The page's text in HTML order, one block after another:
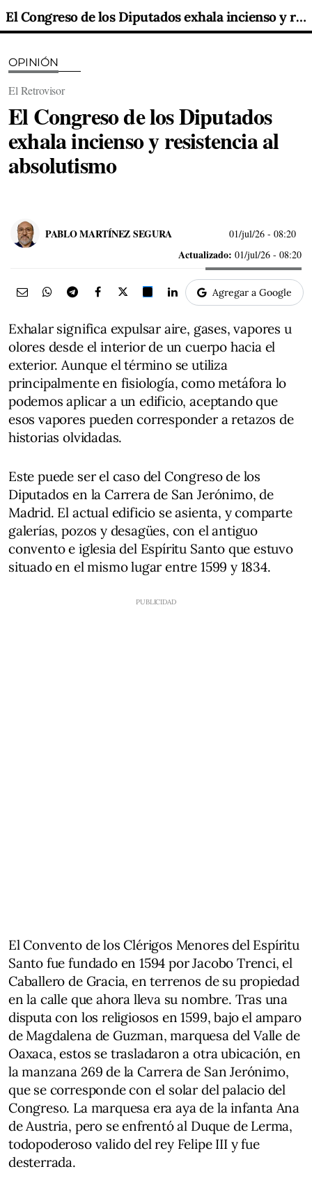
El Congreso de los Diputados exhala incienso y resistencia al absolutismo
OPINIÓN
El Retrovisor
El Congreso de los Diputados
exhala incienso y resistencia al
absolutismo
PABLO MARTÍNEZ SEGURA 01/jul/26 - 08:20
Actualizado: 01/jul/26 - 08:20
Agregar a Google
Exhalar significa expulsar aire, gases, vapores u
olores desde el interior de un cuerpo hacia el
exterior. Aunque el término se utiliza
principalmente en fisiología, como metáfora lo
podemos aplicar a un edificio, aceptando que
esos vapores pueden corresponder a retazos de
historias olvidadas.
Este puede ser el caso del Congreso de los
Diputados en la Carrera de San Jerónimo, de
Madrid. El actual edificio se asienta, y comparte
galerías, pozos y desagües, con el antiguo
convento e iglesia del Espíritu Santo que estuvo
situado en el mismo lugar entre 1599 y 1834.
El Convento de los Clérigos Menores del Espíritu
Santo fue fundado en 1594 por Jacobo Trenci, el
Caballero de Gracia, en terrenos de su propiedad
en la calle que ahora lleva su nombre. Tras una
disputa con los religiosos en 1599, bajo el amparo
de Magdalena de Guzman, marquesa del Valle de
Oaxaca, estos se trasladaron a otra ubicación, en
la manzana 269 de la Carrera de San Jerónimo,
que se corresponde con el solar del palacio del
Congreso. La marquesa era aya de la infanta Ana
de Austria, pero se enfrentó al Duque de Lerma,
todopoderoso valido del rey Felipe III y fue
desterrada.